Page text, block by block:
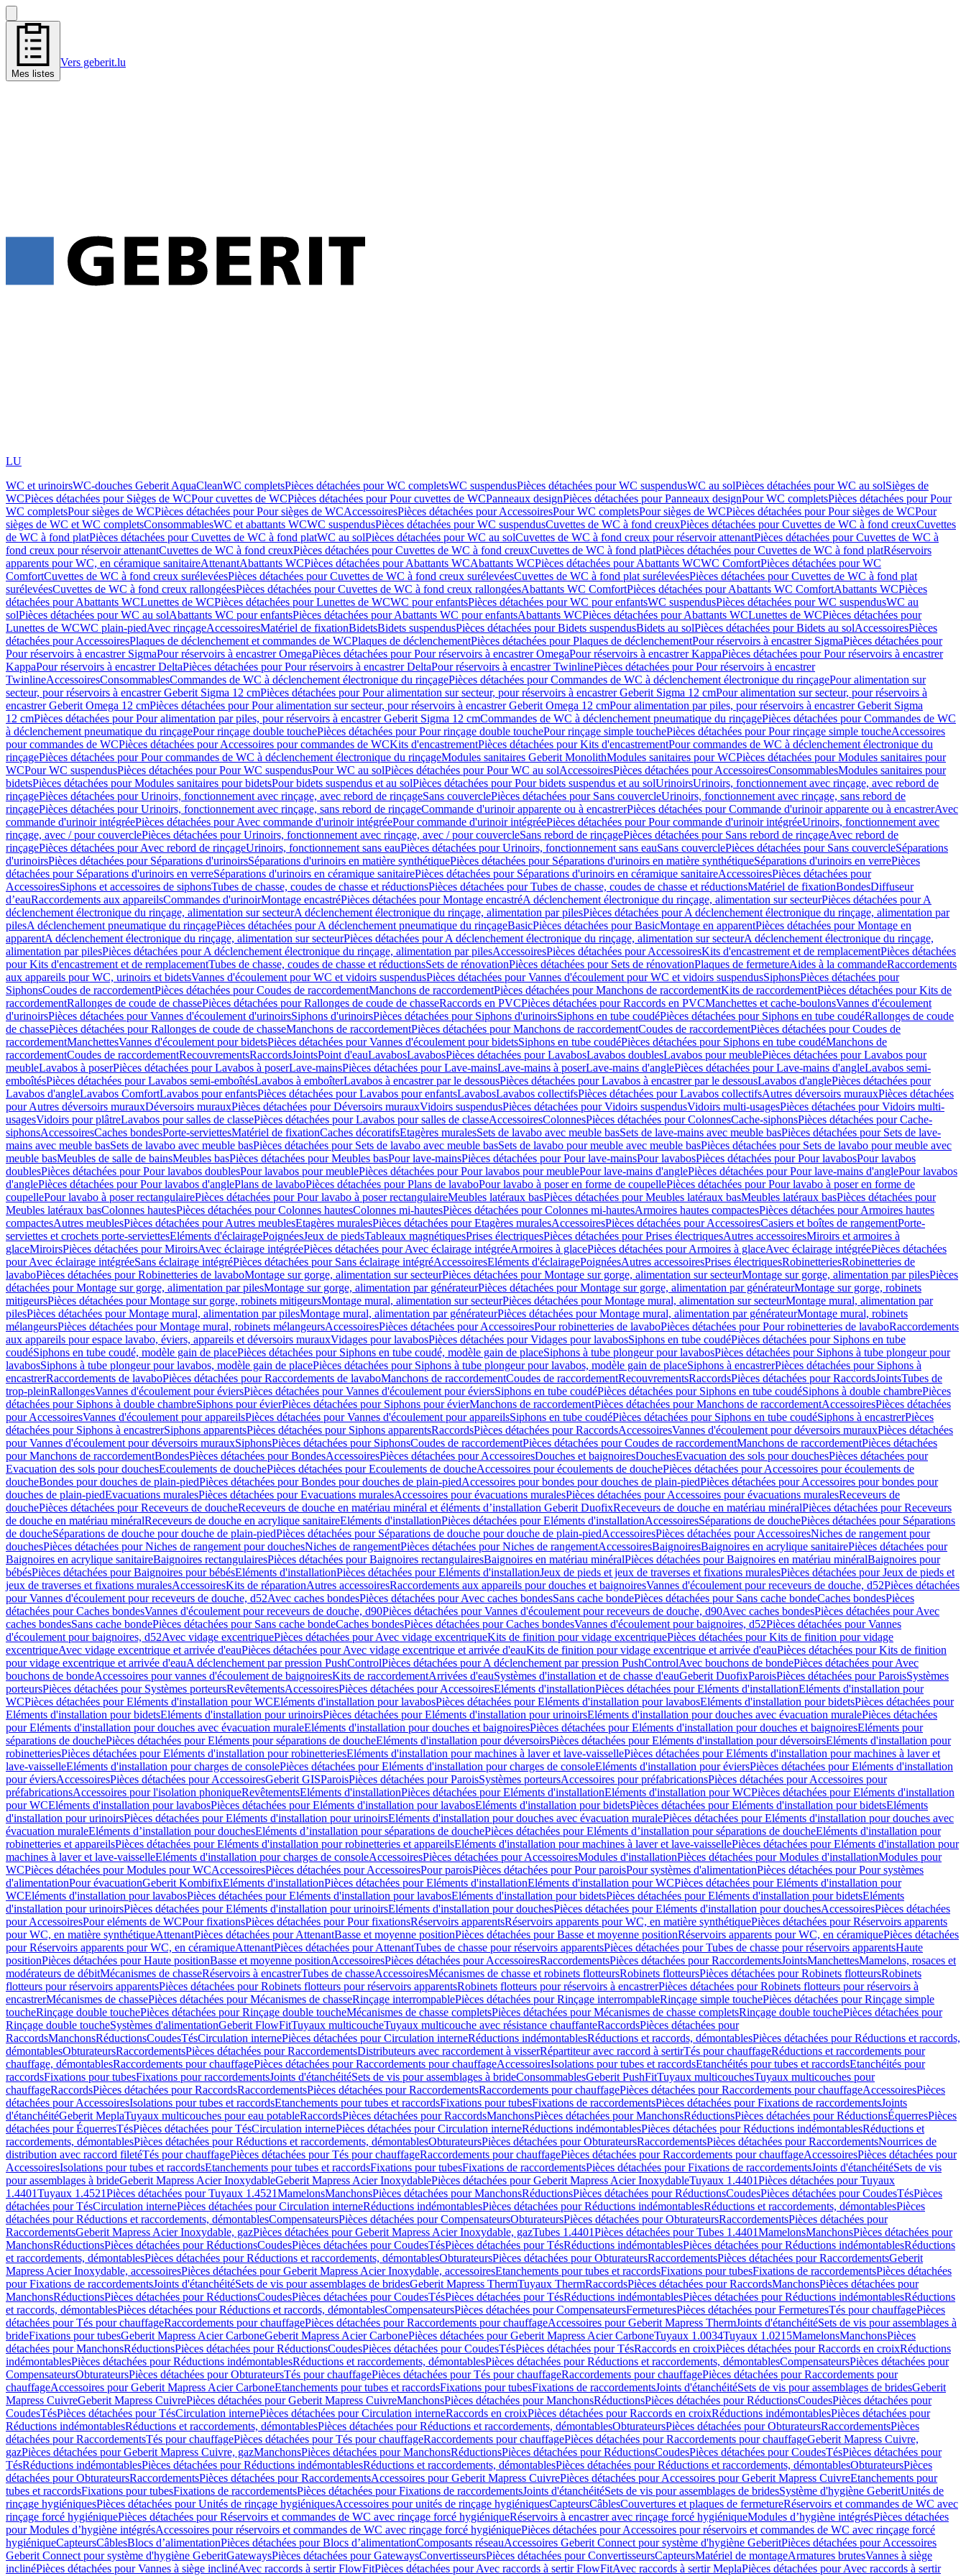
Mes listes
Vers geberit.lu
LU
WC et urinoirsWC-douches Geberit AquaCleanWC completsPièces détachées pour WC completsWC suspendusPièces détachées pour WC suspendusWC au solPièces détachées pour WC au solSièges de
WCPièces détachées pour Sièges de WCPour cuvettes de WCPièces détachées pour Pour cuvettes de WCPanneaux designPièces détachées pour Panneaux designPour WC completsPièces détachées pour Pour
WC completsPour sièges de WCPièces détachées pour Pour sièges de WCAccessoiresPièces détachées pour AccessoiresPour WC completsPour sièges de WCPièces détachées pour Pour sièges de WCPour
sièges de WC et WC completsConsommablesWC et abattants WCWC suspendusPièces détachées pour WC suspendusCuvettes de WC à fond creuxPièces détachées pour Cuvettes de WC à fond creuxCuvettes
de WC à fond platPièces détachées pour Cuvettes de WC à fond platWC au solPièces détachées pour WC au solCuvettes de WC à fond creux pour réservoir attenantPièces détachées pour Cuvettes de WC à
fond creux pour réservoir attenantCuvettes de WC à fond creuxPièces détachées pour Cuvettes de WC à fond creuxCuvettes de WC à fond platPièces détachées pour Cuvettes de WC à fond platRéservoirs
apparents pour WC, en céramique sanitaireAttenantAbattants WCPièces détachées pour Abattants WCAbattants WCPièces détachées pour Abattants WCWC ComfortPièces détachées pour WC
ComfortCuvettes de WC à fond creux surélevéesPièces détachées pour Cuvettes de WC à fond creux surélevéesCuvettes de WC à fond plat surélevéesPièces détachées pour Cuvettes de WC à fond plat
surélevéesCuvettes de WC à fond creux rallongéesPièces détachées pour Cuvettes de WC à fond creux rallongéesAbattants WC ComfortPièces détachées pour Abattants WC ComfortAbattants WCPièces
détachées pour Abattants WCLunettes de WCPièces détachées pour Lunettes de WCWC pour enfantsPièces détachées pour WC pour enfantsWC suspendusPièces détachées pour WC suspendusWC au
solPièces détachées pour WC au solAbattants WC pour enfantsPièces détachées pour Abattants WC pour enfantsAbattants WCPièces détachées pour Abattants WCLunettes de WCPièces détachées pour
Lunettes de WCWC plain-piedAvec rinçageAccessoiresMatériel de fixationBidetsBidets suspendusPièces détachées pour Bidets suspendusBidets au solPièces détachées pour Bidets au solAccessoiresPièces
détachées pour AccessoiresPlaques de déclenchement et commandes de WCPlaques de déclenchementPièces détachées pour Plaques de déclenchementPour réservoirs à encastrer SigmaPièces détachées pour
Pour réservoirs à encastrer SigmaPour réservoirs à encastrer OmegaPièces détachées pour Pour réservoirs à encastrer OmegaPour réservoirs à encastrer KappaPièces détachées pour Pour réservoirs à encastrer
KappaPour réservoirs à encastrer DeltaPièces détachées pour Pour réservoirs à encastrer DeltaPour réservoirs à encastrer TwinlinePièces détachées pour Pour réservoirs à encastrer
TwinlineAccessoiresConsommablesCommandes de WC à déclenchement électronique du rinçagePièces détachées pour Commandes de WC à déclenchement électronique du rinçagePour alimentation sur
secteur, pour réservoirs à encastrer Geberit Sigma 12 cmPièces détachées pour Pour alimentation sur secteur, pour réservoirs à encastrer Geberit Sigma 12 cmPour alimentation sur secteur, pour réservoirs à
encastrer Geberit Omega 12 cmPièces détachées pour Pour alimentation sur secteur, pour réservoirs à encastrer Geberit Omega 12 cmPour alimentation par piles, pour réservoirs à encastrer Geberit Sigma
12 cmPièces détachées pour Pour alimentation par piles, pour réservoirs à encastrer Geberit Sigma 12 cmCommandes de WC à déclenchement pneumatique du rinçagePièces détachées pour Commandes de WC
à déclenchement pneumatique du rinçagePour rinçage double touchePièces détachées pour Pour rinçage double touchePour rinçage simple touchePièces détachées pour Pour rinçage simple toucheAccessoires
pour commandes de WCPièces détachées pour Accessoires pour commandes de WCKits d'encastrementPièces détachées pour Kits d'encastrementPour commandes de WC à déclenchement électronique du
rinçagePièces détachées pour Pour commandes de WC à déclenchement électronique du rinçageModules sanitaires Geberit MonolithModules sanitaires pour WCPièces détachées pour Modules sanitaires pour
WCPour WC suspendusPièces détachées pour Pour WC suspendusPour WC au solPièces détachées pour Pour WC au solAccessoiresPièces détachées pour AccessoiresConsommablesModules sanitaires pour
bidetsPièces détachées pour Modules sanitaires pour bidetsPour bidets suspendus et au solPièces détachées pour Pour bidets suspendus et au solUrinoirsUrinoirs, fonctionnement avec rinçage, avec rebord de
rinçagePièces détachées pour Urinoirs, fonctionnement avec rinçage, avec rebord de rinçageSans couverclePièces détachées pour Sans couvercleUrinoirs, fonctionnement avec rinçage, sans rebord de
rinçagePièces détachées pour Urinoirs, fonctionnement avec rinçage, sans rebord de rinçageCommande d'urinoir apparente ou à encastrerPièces détachées pour Commande d'urinoir apparente ou à encastrerAvec
commande d'urinoir intégréePièces détachées pour Avec commande d'urinoir intégréePour commande d'urinoir intégréePièces détachées pour Pour commande d'urinoir intégréeUrinoirs, fonctionnement avec
rinçage, avec / pour couverclePièces détachées pour Urinoirs, fonctionnement avec rinçage, avec / pour couvercleSans rebord de rinçagePièces détachées pour Sans rebord de rinçageAvec rebord de
rinçagePièces détachées pour Avec rebord de rinçageUrinoirs, fonctionnement sans eauPièces détachées pour Urinoirs, fonctionnement sans eauSans couverclePièces détachées pour Sans couvercleSéparations
d'urinoirsPièces détachées pour Séparations d'urinoirsSéparations d'urinoirs en matière synthétiquePièces détachées pour Séparations d'urinoirs en matière synthétiqueSéparations d'urinoirs en verrePièces
détachées pour Séparations d'urinoirs en verreSéparations d'urinoirs en céramique sanitairePièces détachées pour Séparations d'urinoirs en céramique sanitaireAccessoiresPièces détachées pour
AccessoiresSiphons et accessoires de siphonsTubes de chasse, coudes de chasse et réductionsPièces détachées pour Tubes de chasse, coudes de chasse et réductionsMatériel de fixationBondesDiffuseur
d’eauRaccordements aux appareilsCommandes d'urinoirMontage encastréPièces détachées pour Montage encastréA déclenchement électronique du rinçage, alimentation sur secteurPièces détachées pour A
déclenchement électronique du rinçage, alimentation sur secteurA déclenchement électronique du rinçage, alimentation par pilesPièces détachées pour A déclenchement électronique du rinçage, alimentation par
pilesA déclenchement pneumatique du rinçagePièces détachées pour A déclenchement pneumatique du rinçageBasicPièces détachées pour BasicMontage en apparentPièces détachées pour Montage en
apparentA déclenchement électronique du rinçage, alimentation sur secteurPièces détachées pour A déclenchement électronique du rinçage, alimentation sur secteurA déclenchement électronique du rinçage,
alimentation par pilesPièces détachées pour A déclenchement électronique du rinçage, alimentation par pilesAccessoiresPièces détachées pour AccessoiresKits d'encastrement et de remplacementPièces détachées
pour Kits d'encastrement et de remplacementTubes de chasse, coudes de chasse et réductionsSets de rénovationPièces détachées pour Sets de rénovationPlaques de fermetureAides à la commandeRaccordements
aux appareils pour WC, urinoirs et bidetsVannes d'écoulement pour WC et vidoirs suspendusPièces détachées pour Vannes d'écoulement pour WC et vidoirs suspendusSiphonsPièces détachées pour
SiphonsCoudes de raccordementPièces détachées pour Coudes de raccordementManchons de raccordementPièces détachées pour Manchons de raccordementKits de raccordementPièces détachées pour Kits de
raccordementRallonges de coude de chassePièces détachées pour Rallonges de coude de chasseRaccords en PVCPièces détachées pour Raccords en PVCManchettes et cache-boulonsVannes d'écoulement
d'urinoirsPièces détachées pour Vannes d'écoulement d'urinoirsSiphons d'urinoirsPièces détachées pour Siphons d'urinoirsSiphons en tube coudéPièces détachées pour Siphons en tube coudéRallonges de coude
de chassePièces détachées pour Rallonges de coude de chasseManchons de raccordementPièces détachées pour Manchons de raccordementCoudes de raccordementPièces détachées pour Coudes de
raccordementManchettesVannes d'écoulement pour bidetsPièces détachées pour Vannes d'écoulement pour bidetsSiphons en tube coudéPièces détachées pour Siphons en tube coudéManchons de
raccordementCoudes de raccordementRecouvrementsRaccordsJointsPoint d'eauLavabosLavabosPièces détachées pour LavabosLavabos doublesLavabos pour meublePièces détachées pour Lavabos pour
meubleLavabos à poserPièces détachées pour Lavabos à poserLave-mainsPièces détachées pour Lave-mainsLave-mains à poserLave-mains d'anglePièces détachées pour Lave-mains d'angleLavabos semi-
emboîtésPièces détachées pour Lavabos semi-emboîtésLavabos à emboîterLavabos à encastrer par le dessousPièces détachées pour Lavabos à encastrer par le dessousLavabos d'anglePièces détachées pour
Lavabos d'angleLavabos ComfortLavabos pour enfantsPièces détachées pour Lavabos pour enfantsLavabosLavabos collectifsPièces détachées pour Lavabos collectifsAutres déversoirs murauxPièces détachées
pour Autres déversoirs murauxDéversoirs murauxPièces détachées pour Déversoirs murauxVidoirs suspendusPièces détachées pour Vidoirs suspendusVidoirs multi-usagesPièces détachées pour Vidoirs multi-
usagesVidoirs pour plâtreLavabos pour salles de classePièces détachées pour Lavabos pour salles de classeAccessoiresColonnesPièces détachées pour ColonnesCache-siphonsPièces détachées pour Cache-
siphonsAccessoiresCaches bondesPorte-serviettesMatériel de fixationCaches décoratifsEtagères muralesSets de lavabo avec meuble basSets de lave-mains avec meuble basPièces détachées pour Sets de lave-
mains avec meuble basSets de lavabo avec meuble basPièces détachées pour Sets de lavabo avec meuble basSets de lavabo pour meuble avec meuble basPièces détachées pour Sets de lavabo pour meuble avec
meuble basMeubles de salle de bainsMeubles basPièces détachées pour Meubles basPour lave-mainsPièces détachées pour Pour lave-mainsPour lavabosPièces détachées pour Pour lavabosPour lavabos
doublesPièces détachées pour Pour lavabos doublesPour lavabos pour meublePièces détachées pour Pour lavabos pour meublePour lave-mains d'anglePièces détachées pour Pour lave-mains d'anglePour lavabos
d'anglePièces détachées pour Pour lavabos d'anglePlans de lavaboPièces détachées pour Plans de lavaboPour lavabo à poser en forme de coupellePièces détachées pour Pour lavabo à poser en forme de
coupellePour lavabo à poser rectangulairePièces détachées pour Pour lavabo à poser rectangulaireMeubles latéraux basPièces détachées pour Meubles latéraux basMeubles latéraux basPièces détachées pour
Meubles latéraux basColonnes hautesPièces détachées pour Colonnes hautesColonnes mi-hautesPièces détachées pour Colonnes mi-hautesArmoires hautes compactesPièces détachées pour Armoires hautes
compactesAutres meublesPièces détachées pour Autres meublesEtagères muralesPièces détachées pour Etagères muralesAccessoiresPièces détachées pour AccessoiresCasiers et boîtes de rangementPorte-
serviettes et crochets porte-serviettesEléments d'éclairagePoignéesJeux de piedsTableaux magnétiquesPrises électriquesPièces détachées pour Prises électriquesAutres accessoiresMiroirs et armoires à
glaceMiroirsPièces détachées pour MiroirsAvec éclairage intégréePièces détachées pour Avec éclairage intégréeArmoires à glacePièces détachées pour Armoires à glaceAvec éclairage intégréePièces détachées
pour Avec éclairage intégréeSans éclairage intégréPièces détachées pour Sans éclairage intégréAccessoiresEléments d'éclairagePoignéesAutres accessoiresPrises électriquesRobinetteriesRobinetteries de
lavaboPièces détachées pour Robinetteries de lavaboMontage sur gorge, alimentation sur secteurPièces détachées pour Montage sur gorge, alimentation sur secteurMontage sur gorge, alimentation par pilesPièces
détachées pour Montage sur gorge, alimentation par pilesMontage sur gorge, alimentation par générateurPièces détachées pour Montage sur gorge, alimentation par générateurMontage sur gorge, robinets
mitigeursPièces détachées pour Montage sur gorge, robinets mitigeursMontage mural, alimentation sur secteurPièces détachées pour Montage mural, alimentation sur secteurMontage mural, alimentation par
pilesPièces détachées pour Montage mural, alimentation par pilesMontage mural, alimentation par générateurPièces détachées pour Montage mural, alimentation par générateurMontage mural, robinets
mélangeursPièces détachées pour Montage mural, robinets mélangeursAccessoiresPièces détachées pour AccessoiresPour robinetteries de lavaboPièces détachées pour Pour robinetteries de lavaboRaccordements
aux appareils pour espace lavabo, éviers, appareils et déversoirs murauxVidages pour lavabosPièces détachées pour Vidages pour lavabosSiphons en tube coudéPièces détachées pour Siphons en tube
coudéSiphons en tube coudé, modèle gain de placePièces détachées pour Siphons en tube coudé, modèle gain de placeSiphons à tube plongeur pour lavabosPièces détachées pour Siphons à tube plongeur pour
lavabosSiphons à tube plongeur pour lavabos, modèle gain de placePièces détachées pour Siphons à tube plongeur pour lavabos, modèle gain de placeSiphons à encastrerPièces détachées pour Siphons à
encastrerRaccordements de lavaboPièces détachées pour Raccordements de lavaboManchons de raccordementCoudes de raccordementRecouvrementsRaccordsPièces détachées pour RaccordsJointsTubes de
trop-pleinRallongesVannes d'écoulement pour éviersPièces détachées pour Vannes d'écoulement pour éviersSiphons en tube coudéPièces détachées pour Siphons en tube coudéSiphons à double chambrePièces
détachées pour Siphons à double chambreSiphons pour évierPièces détachées pour Siphons pour évierManchons de raccordementPièces détachées pour Manchons de raccordementAccessoiresPièces détachées
pour AccessoiresVannes d'écoulement pour appareilsPièces détachées pour Vannes d'écoulement pour appareilsSiphons en tube coudéPièces détachées pour Siphons en tube coudéSiphons à encastrerPièces
détachées pour Siphons à encastrerSiphons apparentsPièces détachées pour Siphons apparentsRaccordsPièces détachées pour RaccordsAccessoiresVannes d'écoulement pour déversoirs murauxPièces détachées
pour Vannes d'écoulement pour déversoirs murauxSiphonsPièces détachées pour SiphonsCoudes de raccordementPièces détachées pour Coudes de raccordementManchons de raccordementPièces détachées
pour Manchons de raccordementBondesPièces détachées pour BondesAccessoiresPièces détachées pour AccessoiresDouches et baignoiresDouchesEvacuation des sols pour douchesPièces détachées pour
Evacuation des sols pour douchesEcoulements de douchePièces détachées pour Ecoulements de doucheAccessoires pour écoulements de douchePièces détachées pour Accessoires pour écoulements de
doucheBondes pour douches de plain-piedPièces détachées pour Bondes pour douches de plain-piedAccessoires pour bondes pour douches de plain-piedPièces détachées pour Accessoires pour bondes pour
douches de plain-piedEvacuations muralesPièces détachées pour Evacuations muralesAccessoires pour évacuations muralesPièces détachées pour Accessoires pour évacuations muralesReceveurs de
douchePièces détachées pour Receveurs de doucheReceveurs de douche en matériau minéral et éléments d’installation Geberit DuofixReceveurs de douche en matériau minéralPièces détachées pour Receveurs
de douche en matériau minéralReceveurs de douche en acrylique sanitaireEléments d'installationPièces détachées pour Eléments d'installationAccessoiresSéparations de douchePièces détachées pour Séparations
de doucheSéparations de douche pour douche de plain-piedPièces détachées pour Séparations de douche pour douche de plain-piedAccessoiresPièces détachées pour AccessoiresNiches de rangement pour
douchesPièces détachées pour Niches de rangement pour douchesNiches de rangementPièces détachées pour Niches de rangementAccessoiresBaignoiresBaignoires en acrylique sanitairePièces détachées pour
Baignoires en acrylique sanitaireBaignoires rectangulairesPièces détachées pour Baignoires rectangulairesBaignoires en matériau minéralPièces détachées pour Baignoires en matériau minéralBaignoires pour
bébésPièces détachées pour Baignoires pour bébésEléments d'installationPièces détachées pour Eléments d'installationJeux de pieds et jeux de traverses et fixations muralesPièces détachées pour Jeux de pieds et
jeux de traverses et fixations muralesAccessoiresKits de réparationAutres accessoiresRaccordements aux appareils pour douches et baignoiresVannes d'écoulement pour receveurs de douche, d52Pièces détachées
pour Vannes d'écoulement pour receveurs de douche, d52Avec caches bondesPièces détachées pour Avec caches bondesSans cache bondePièces détachées pour Sans cache bondeCaches bondesPièces
détachées pour Caches bondesVannes d'écoulement pour receveurs de douche, d90Pièces détachées pour Vannes d'écoulement pour receveurs de douche, d90Avec caches bondesPièces détachées pour Avec
caches bondesSans cache bondePièces détachées pour Sans cache bondeCaches bondesPièces détachées pour Caches bondesVannes d'écoulement pour baignoires, d52Pièces détachées pour Vannes
d'écoulement pour baignoires, d52Avec vidage excentriquePièces détachées pour Avec vidage excentriqueKits de finition pour vidage excentriquePièces détachées pour Kits de finition pour vidage
excentriqueAvec vidage excentrique et arrivée d'eauPièces détachées pour Avec vidage excentrique et arrivée d'eauKits de finition pour vidage excentrique et arrivée d'eauPièces détachées pour Kits de finition
pour vidage excentrique et arrivée d'eauA déclenchement par pression PushControlPièces détachées pour A déclenchement par pression PushControlAvec bouchons de bondePièces détachées pour Avec
bouchons de bondeAccessoires pour vannes d'écoulement de baignoiresKits de raccordementArrivées d'eauSystèmes d'installation et de chasse d'eauGeberit DuofixParoisPièces détachées pour ParoisSystèmes
porteursPièces détachées pour Systèmes porteursRevêtementsAccessoiresPièces détachées pour AccessoiresEléments d'installationPièces détachées pour Eléments d'installationEléments d'installation pour
WCPièces détachées pour Eléments d'installation pour WCEléments d'installation pour lavabosPièces détachées pour Eléments d'installation pour lavabosEléments d'installation pour bidetsPièces détachées pour
Eléments d'installation pour bidetsEléments d'installation pour urinoirsPièces détachées pour Eléments d'installation pour urinoirsEléments d'installation pour douches avec évacuation muralePièces détachées
pour Eléments d'installation pour douches avec évacuation muraleEléments d'installation pour douches et baignoiresPièces détachées pour Eléments d'installation pour douches et baignoiresEléments pour
séparations de douchePièces détachées pour Eléments pour séparations de doucheEléments d'installation pour déversoirsPièces détachées pour Eléments d'installation pour déversoirsEléments d'installation pour
robinetteriesPièces détachées pour Eléments d'installation pour robinetteriesEléments d'installation pour machines à laver et lave-vaissellePièces détachées pour Eléments d'installation pour machines à laver et
lave-vaisselleEléments d'installation pour charges de consolePièces détachées pour Eléments d'installation pour charges de consoleEléments d'installation pour éviersPièces détachées pour Eléments d'installation
pour éviersAccessoiresPièces détachées pour AccessoiresGeberit GISParoisPièces détachées pour ParoisSystèmes porteursAccessoires pour préfabricationsPièces détachées pour Accessoires pour
préfabricationsAccessoires pour l'isolation phoniqueRevêtementsEléments d'installationPièces détachées pour Eléments d'installationEléments d'installation pour WCPièces détachées pour Eléments d'installation
pour WCEléments d'installation pour lavabosPièces détachées pour Eléments d'installation pour lavabosEléments d'installation pour bidetsPièces détachées pour Eléments d'installation pour bidetsEléments
d'installation pour urinoirsPièces détachées pour Eléments d'installation pour urinoirsEléments d'installation pour douches avec évacuation muralePièces détachées pour Eléments d'installation pour douches avec
évacuation muraleEléments d’installation pour douchesEléments d’installation pour séparations de douchePièces détachées pour Eléments d’installation pour séparations de doucheEléments d'installation pour
robinetteries et appareilsPièces détachées pour Eléments d'installation pour robinetteries et appareilsEléments d'installation pour machines à laver et lave-vaissellePièces détachées pour Eléments d'installation pour
machines à laver et lave-vaisselleEléments d'installation pour charges de consoleAccessoiresPièces détachées pour AccessoiresModules d'installationPièces détachées pour Modules d'installationModules pour
WCPièces détachées pour Modules pour WCAccessoiresPièces détachées pour AccessoiresPour paroisPièces détachées pour Pour paroisPour systèmes d'alimentationPièces détachées pour Pour systèmes
d'alimentationPour évacuationGeberit KombifixEléments d'installationPièces détachées pour Eléments d'installationEléments d'installation pour WCPièces détachées pour Eléments d'installation pour
WCEléments d'installation pour lavabosPièces détachées pour Eléments d'installation pour lavabosEléments d'installation pour bidetsPièces détachées pour Eléments d'installation pour bidetsEléments
d'installation pour urinoirsPièces détachées pour Eléments d'installation pour urinoirsEléments d'installation pour douchesPièces détachées pour Eléments d'installation pour douchesAccessoiresPièces détachées
pour AccessoiresPour eléments de WCPour fixationsPièces détachées pour Pour fixationsRéservoirs apparentsRéservoirs apparents pour WC, en matière synthétiquePièces détachées pour Réservoirs apparents
pour WC, en matière synthétiqueAttenantPièces détachées pour AttenantBasse et moyenne positionPièces détachées pour Basse et moyenne positionRéservoirs apparents pour WC, en céramiquePièces détachées
pour Réservoirs apparents pour WC, en céramiqueAttenantPièces détachées pour AttenantTubes de chasse pour réservoirs apparentsPièces détachées pour Tubes de chasse pour réservoirs apparentsHaute
positionPièces détachées pour Haute positionBasse et moyenne positionAccessoiresPièces détachées pour AccessoiresRaccordementsPièces détachées pour RaccordementsJointsManchettesMamelons, rosaces et
modérateurs de débitMécanismes de chasseRéservoirs à encastrerTubes de chasseAccessoiresMécanismes de chasse et robinets flotteursRobinets flotteursPièces détachées pour Robinets flotteursRobinets
flotteurs pour réservoirs apparentsPièces détachées pour Robinets flotteurs pour réservoirs apparentsRobinets flotteurs pour réservoirs à encastrerPièces détachées pour Robinets flotteurs pour réservoirs à
encastrerMécanismes de chassePièces détachées pour Mécanismes de chasseRinçage interrompablePièces détachées pour Rinçage interrompableRinçage simple touchePièces détachées pour Rinçage simple
toucheRinçage double touchePièces détachées pour Rinçage double toucheMécanismes de chasse completsPièces détachées pour Mécanismes de chasse completsRinçage double touchePièces détachées pour
Rinçage double toucheSystèmes d'alimentationGeberit FlowFitTuyaux multicoucheTuyaux multicouche avec résistance chauffanteRaccordsPièces détachées pour
RaccordsManchonsRéductionsCoudesTésCirculation internePièces détachées pour Circulation interneRéductions indémontablesRéductions et raccords, démontablesPièces détachées pour Réductions et raccords,
démontablesObturateursRaccordementsPièces détachées pour RaccordementsDistributeurs avec raccordement à visserRépartiteur avec raccord à sertirTés pour chauffageRéductions et raccordements pour
chauffage, démontablesRaccordements pour chauffagePièces détachées pour Raccordements pour chauffageAccessoiresIsolations pour tubes et raccordsEtanchéités pour tubes et raccordsEtanchéités pour
raccordsFixations pour tubesFixations pour raccordementsJoints d'étanchéitéSets de vis pour assemblages à brideConsommablesGeberit PushFitTuyaux multicouchesTuyaux multicouches pour
chauffageRaccordsPièces détachées pour RaccordsRaccordementsPièces détachées pour RaccordementsRaccordements pour chauffagePièces détachées pour Raccordements pour chauffageAccessoiresPièces
détachées pour AccessoiresIsolations pour tubes et raccordsEtanchements pour tubes et raccordsFixations pour tubesFixations de raccordementsPièces détachées pour Fixations de raccordementsJoints
d'étanchéitéGeberit MeplaTuyaux multicouches pour eau potableRaccordsPièces détachées pour RaccordsManchonsPièces détachées pour ManchonsRéductionsPièces détachées pour RéductionsÉquerresPièces
détachées pour ÉquerresTésPièces détachées pour TésCirculation internePièces détachées pour Circulation interneRéductions indémontablesPièces détachées pour Réductions indémontablesRéductions et
raccordements, démontablesPièces détachées pour Réductions et raccordements, démontablesObturateursPièces détachées pour ObturateursRaccordementsPièces détachées pour RaccordementsNourrices de
distribution avec raccord filetéTés pour chauffagePièces détachées pour Tés pour chauffageRaccordements pour chauffagePièces détachées pour Raccordements pour chauffageAccessoiresPièces détachées pour
AccessoiresIsolations pour tubes et raccordsEtanchements pour tubes et raccordsFixations pour tubesFixations de raccordementsPièces détachées pour Fixations de raccordementsJoints d'étanchéitéSets de vis
pour assemblages à brideGeberit Mapress Acier InoxydableGeberit Mapress Acier InoxydablePièces détachées pour Geberit Mapress Acier InoxydableTuyaux 1.4401Pièces détachées pour Tuyaux
1.4401Tuyaux 1.4521Pièces détachées pour Tuyaux 1.4521MamelonsManchonsPièces détachées pour ManchonsRéductionsPièces détachées pour RéductionsCoudesPièces détachées pour CoudesTésPièces
détachées pour TésCirculation internePièces détachées pour Circulation interneRéductions indémontablesPièces détachées pour Réductions indémontablesRéductions et raccordements, démontablesPièces
détachées pour Réductions et raccordements, démontablesCompensateursPièces détachées pour CompensateursObturateursPièces détachées pour ObturateursRaccordementsPièces détachées pour
RaccordementsGeberit Mapress Acier Inoxydable, gazPièces détachées pour Geberit Mapress Acier Inoxydable, gazTubes 1.4401Pièces détachées pour Tubes 1.4401MamelonsManchonsPièces détachées pour
ManchonsRéductionsPièces détachées pour RéductionsCoudesPièces détachées pour CoudesTésPièces détachées pour TésRéductions indémontablesPièces détachées pour Réductions indémontablesRéductions
et raccordements, démontablesPièces détachées pour Réductions et raccordements, démontablesObturateursPièces détachées pour ObturateursRaccordementsPièces détachées pour RaccordementsGeberit
Mapress Acier Inoxydable, accessoiresPièces détachées pour Geberit Mapress Acier Inoxydable, accessoiresEtanchements pour tubes et raccordsFixations pour tubesFixations de raccordementsPièces détachées
pour Fixations de raccordementsJoints d'étanchéitéSets de vis pour assemblages de bridesGeberit Mapress ThermTuyaux ThermRaccordsPièces détachées pour RaccordsManchonsPièces détachées pour
ManchonsRéductionsPièces détachées pour RéductionsCoudesPièces détachées pour CoudesTésPièces détachées pour TésRéductions indémontablesPièces détachées pour Réductions indémontablesRéductions
et raccords, démontablesPièces détachées pour Réductions et raccords, démontablesCompensateursPièces détachées pour CompensateursFermeturesPièces détachées pour FermeturesTés pour chauffagePièces
détachées pour Tés pour chauffageRaccordements pour chauffagePièces détachées pour Raccordements pour chauffageAccessoires pour Geberit Mapress ThermJoints d'étanchéitéSets de vis pour assemblages à
brideFixations pour tubesGeberit Mapress Acier CarboneGeberit Mapress Acier CarbonePièces détachées pour Geberit Mapress Acier CarboneTuyaux 1.0034Tuyaux 1.0215MamelonsManchonsPièces
détachées pour ManchonsRéductionsPièces détachées pour RéductionsCoudesPièces détachées pour CoudesTésPièces détachées pour TésRaccords en croixPièces détachées pour Raccords en croixRéductions
indémontablesPièces détachées pour Réductions indémontablesRéductions et raccordements, démontablesPièces détachées pour Réductions et raccordements, démontablesCompensateursPièces détachées pour
CompensateursObturateursPièces détachées pour ObturateursTés pour chauffagePièces détachées pour Tés pour chauffageRaccordements pour chauffagePièces détachées pour Raccordements pour
chauffageAccessoires pour Geberit Mapress Acier CarboneEtanchements pour tubes et raccordsFixations pour tubesFixations de raccordementsJoints d'étanchéitéSets de vis pour assemblages de bridesGeberit
Mapress CuivreGeberit Mapress CuivrePièces détachées pour Geberit Mapress CuivreManchonsPièces détachées pour ManchonsRéductionsPièces détachées pour RéductionsCoudesPièces détachées pour
CoudesTésPièces détachées pour TésCirculation internePièces détachées pour Circulation interneRaccords en croixPièces détachées pour Raccords en croixRéductions indémontablesPièces détachées pour
Réductions indémontablesRéductions et raccordements, démontablesPièces détachées pour Réductions et raccordements, démontablesObturateursPièces détachées pour ObturateursRaccordementsPièces
détachées pour RaccordementsTés pour chauffagePièces détachées pour Tés pour chauffageRaccordements pour chauffagePièces détachées pour Raccordements pour chauffageGeberit Mapress Cuivre,
gazPièces détachées pour Geberit Mapress Cuivre, gazManchonsPièces détachées pour ManchonsRéductionsPièces détachées pour RéductionsCoudesPièces détachées pour CoudesTésPièces détachées pour
TésRéductions indémontablesPièces détachées pour Réductions indémontablesRéductions et raccordements, démontablesPièces détachées pour Réductions et raccordements, démontablesObturateursPièces
détachées pour ObturateursRaccordementsPièces détachées pour RaccordementsAccessoires pour Geberit Mapress CuivrePièces détachées pour Accessoires pour Geberit Mapress CuivreEtanchements pour
tubes et raccordsFixations pour tubesFixations de raccordementsPièces détachées pour Fixations de raccordementsJoints d'étanchéitéSets de vis pour assemblages de bridesSystème d'hygiène GeberitUnités de
rinçage hygiéniquesPièces détachées pour Unités de rinçage hygiéniquesAccessoires pour unités de rinçage hygiéniquesCapteursCâblesCouvertures et plaques de fermetureRéservoirs et commandes de WC avec
rinçage forcé hygiéniquePièces détachées pour Réservoirs et commandes de WC avec rinçage forcé hygiéniqueRéservoirs à encastrer avec rinçage forcé hygiéniqueModules d’hygiène intégrésPièces détachées
pour Modules d’hygiène intégrésAccessoires pour réservoirs et commandes de WC avec rinçage forcé hygiéniquePièces détachées pour Accessoires pour réservoirs et commandes de WC avec rinçage forcé
hygiéniqueCapteursCâblesBlocs d’alimentationPièces détachées pour Blocs d’alimentationComposants réseauAccessoires Geberit Connect pour système d'hygiène GeberitPièces détachées pour Accessoires
Geberit Connect pour système d'hygiène GeberitGatewaysPièces détachées pour GatewaysConvertisseursPièces détachées pour ConvertisseursCapteursMatériel de montageArmatures brutesVannes à siège
inclinéPièces détachées pour Vannes à siège inclinéAvec raccords à sertir FlowFitPièces détachées pour Avec raccords à sertir FlowFitAvec raccords à sertir MeplaPièces détachées pour Avec raccords à sertir